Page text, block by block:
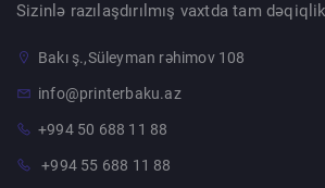
Sizinlə razılaşdırılmış vaxtda tam
Bakı ş.,Süleyman rəhimov 108
info@printerbaku.az
+994 50 688 11 88
+994 55 688 11 88